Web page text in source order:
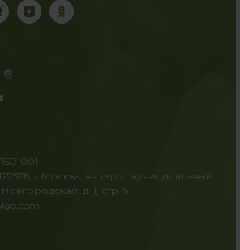
г.Москва, вн.тер.г. муниципальный
д. 1, стр. 5